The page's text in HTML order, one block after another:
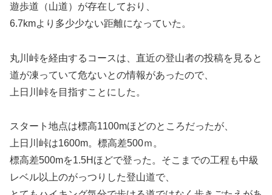
遊歩道（山道）が存在しており、
6.7kmより多少少ない距離になっていた。
丸川峠を経由するコースは、直近の登山者の投稿を見ると
道が凍っていて危ないとの情報があったので、
上日川峠を目指すことにした。
スタート地点は標高1100mほどのところだったが、
上日川峠は1600m。標高差500ｍ。
標高差500mを1.5Hほどで登った。そこまでの工程も中級
レベル以上のがっつりした登山道で、